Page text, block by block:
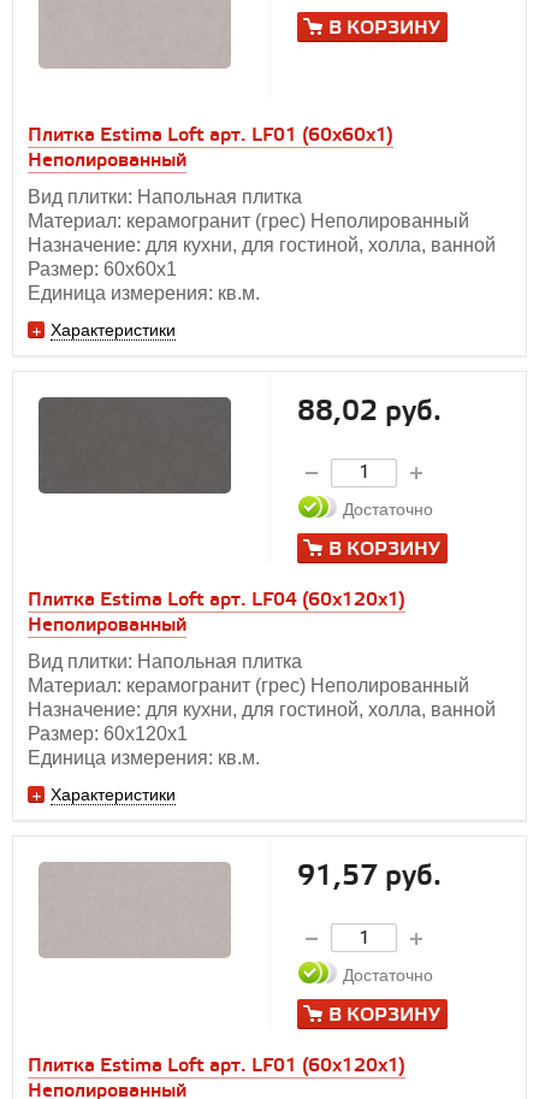
Плитка Estima Loft арт. LF01 (60x60x1)
Неполированный
Вид плитки: Напольная плитка
Материал: керамогранит (грес) Неполированный
Назначение: для кухни, для гостиной, холла, ванной
Размер: 60х60x1
Единица измерения: кв.м.
Характеристики
В КОРЗИНУ
Плитка Estima Loft арт. LF04 (60x120x1)
Неполированный
Вид плитки: Напольная плитка
Материал: керамогранит (грес) Неполированный
Назначение: для кухни, для гостиной, холла, ванной
Размер: 60х120x1
Единица измерения: кв.м.
Характеристики
88,02 руб.
Достаточно
В КОРЗИНУ
Плитка Estima Loft арт. LF01 (60x120x1)
Неполированный
91,57 руб.
Достаточно
В КОРЗИНУ